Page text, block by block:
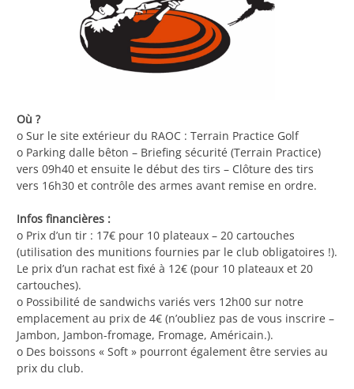
Où ?
o Sur le site extérieur du RAOC : Terrain Practice Golf
o Parking dalle bêton – Briefing sécurité (Terrain Practice)
vers 09h40 et ensuite le début des tirs – Clôture des tirs
vers 16h30 et contrôle des armes avant remise en ordre.
Infos financières :
o Prix d’un tir : 17€ pour 10 plateaux – 20 cartouches
(utilisation des munitions fournies par le club obligatoires !).
Le prix d’un rachat est fixé à 12€ (pour 10 plateaux et 20
cartouches).
o Possibilité de sandwichs variés vers 12h00 sur notre
emplacement au prix de 4€ (n’oubliez pas de vous inscrire –
Jambon, Jambon-fromage, Fromage, Américain.).
o Des boissons « Soft » pourront également être servies au
prix du club.